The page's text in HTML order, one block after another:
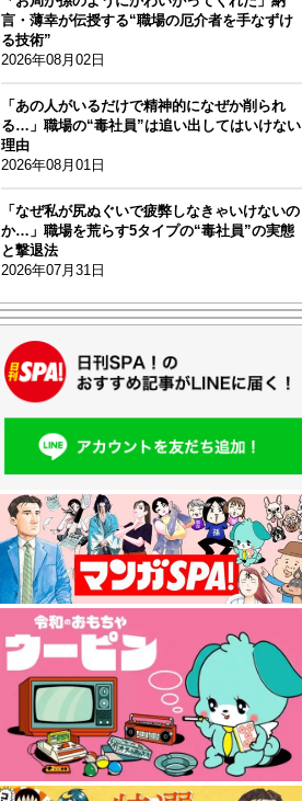
言・薄幸が伝授する“職場の厄介者を手なずけ
る技術”
2026年08月02日
「あの人がいるだけで精神的になぜか削られ
る…」職場の“毒社員”は追い出してはいけない
理由
2026年08月01日
「なぜ私が尻ぬぐいで疲弊しなきゃいけないの
か…」職場を荒らす5タイプの“毒社員”の実態
と撃退法
2026年07月31日